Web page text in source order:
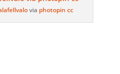
via photopin cc